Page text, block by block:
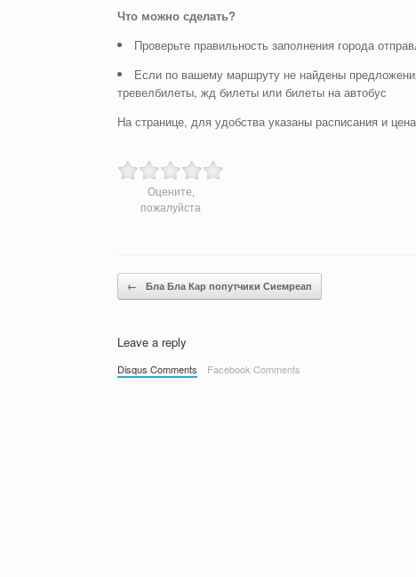
Что можно сделать?
Проверьте правильность заполнения города
Если по вашему маршруту не найдены
тревелбилеты, жд билеты или билеты на автобус
На странице, для удобства указаны расписания и
Оцените,
пожалуйста
Post navigation
← Бла Бла Кар попутчики Сиемреап
Leave a reply
Disqus Comments Facebook Comments